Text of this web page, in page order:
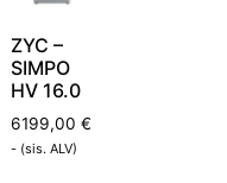
ZYC –
SIMPO
HV 16.0
6199,00 €
- (sis. ALV)